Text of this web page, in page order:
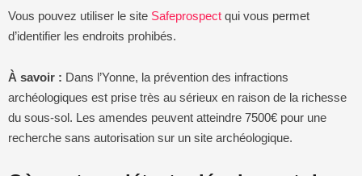
Vous pouvez utiliser le site Safeprospect qui vous permet
d’identifier les endroits prohibés.
À savoir : Dans l’Yonne, la prévention des infractions
archéologiques est prise très au sérieux en raison de la richesse
du sous-sol. Les amendes peuvent atteindre 7500€ pour une
recherche sans autorisation sur un site archéologique.